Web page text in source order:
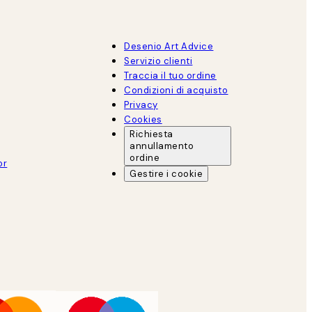
Desenio Art Advice
Servizio clienti
Traccia il tuo ordine
Condizioni di acquisto
Privacy
Cookies
Richiesta
annullamento
ordine
Gestire i cookie